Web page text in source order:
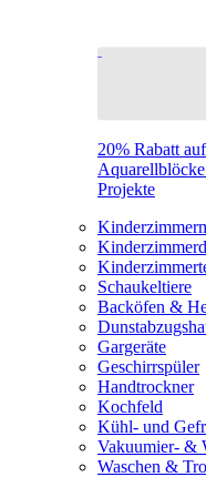
20% Rabatt
Projekte
Schaukeltiere
Backöfen &
Gargeräte
Geschirrspüler
Handtrockner
Kochfeld
Kühl- und
Vakuumier- &
Waschen &